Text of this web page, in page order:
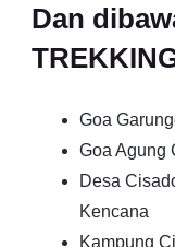
Dan
Goa
Goa Agung
Desa
Kencana
Kampung